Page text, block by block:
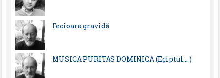
Fecioara gravidă
MUSICA PURITAS DOMINICA (Egiptul… )